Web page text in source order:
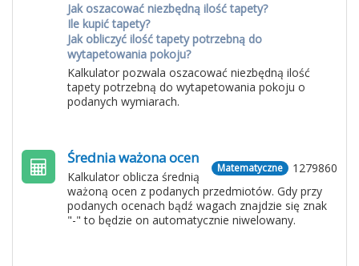
Jak oszacować niezbędną ilość tapety?
Ile kupić tapety?
Jak obliczyć ilość tapety potrzebną do
wytapetowania pokoju?
Kalkulator pozwala oszacować niezbędną ilość
tapety potrzebną do wytapetowania pokoju o
podanych wymiarach.
1279860
Matematyczne
Średnia ważona ocen
Kalkulator oblicza średnią
ważoną ocen z podanych przedmiotów. Gdy przy
podanych ocenach bądź wagach znajdzie się znak
"-" to będzie on automatycznie niwelowany.